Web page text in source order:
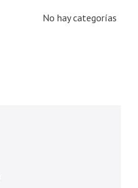
No hay categorías